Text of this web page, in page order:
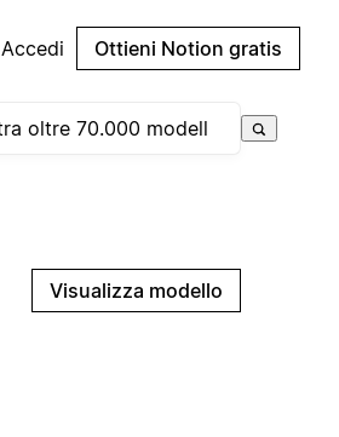
Accedi Ottieni Notion gratis
Visualizza modello